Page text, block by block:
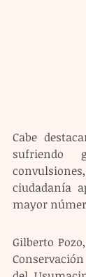
Cabe
sufriendo
ciudadanía
mayor
Gilberto